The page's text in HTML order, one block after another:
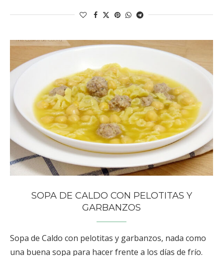
SOPA DE CALDO CON PELOTITAS Y
GARBANZOS
Sopa de Caldo con pelotitas y garbanzos, nada como
una buena sopa para hacer frente a los días de frío.